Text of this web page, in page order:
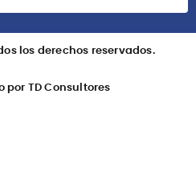
los derechos reservados.
por TD Consultores